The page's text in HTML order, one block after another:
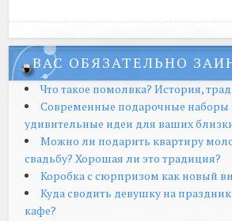
ВАС ОБЯЗАТЕЛЬНО
Что такое помолвка? История,
Современные подарочные наборы
удивительные идеи для ваших
Можно ли подарить квартиру
свадьбу? Хорошая ли это традиция?
Коробка с сюрпризом как новый
Куда сводить девушку на
кафе?